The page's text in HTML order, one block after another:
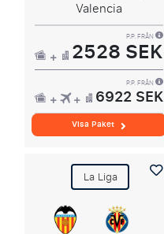
Valencia
P.P. FRÅN
2528 SEK
P.P. FRÅN
6922 SEK
Visa Paket
La Liga